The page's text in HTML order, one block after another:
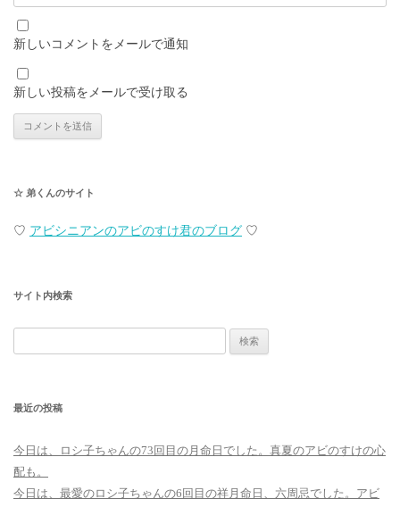
新しいコメントをメールで通知
新しい投稿をメールで受け取る
☆ 弟くんのサイト
♡ アビシニアンのアビのすけ君のブログ ♡
サイト内検索
索:
最近の投稿
今日は、ロシ子ちゃんの73回目の月命日でした。真夏のアビのすけの心
配も。
今日は、最愛のロシ子ちゃんの6回目の祥月命日、六周忌でした。アビ